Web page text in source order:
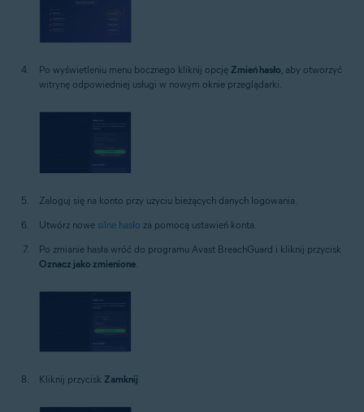
Po wyświetleniu menu bocznego kliknij opcję Zmień hasło, aby otworzyć
witrynę odpowiedniej usługi w nowym oknie przeglądarki.
Zaloguj się na konto przy użyciu bieżących danych logowania.
Utwórz nowe silne hasło za pomocą ustawień konta.
Po zmianie hasła wróć do programu Avast BreachGuard i kliknij przycisk
Oznacz jako zmienione
Kliknij przycisk Zamknij.